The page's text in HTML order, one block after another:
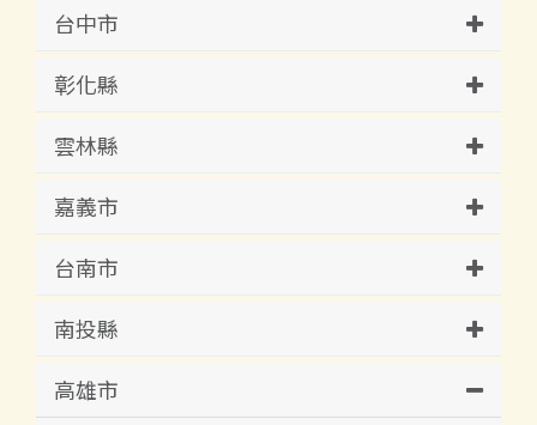
台中市
彰化縣
雲林縣
嘉義市
台南市
南投縣
高雄市